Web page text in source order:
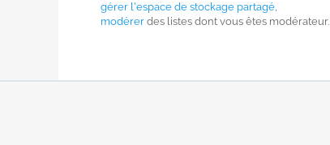
gérer l'espace de stockage partagé,
modérer des listes dont vous êtes modérateur.